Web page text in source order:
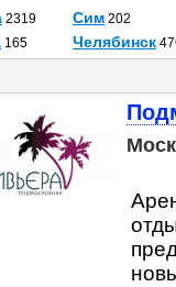
2319 Сим 202
165 Челябинск